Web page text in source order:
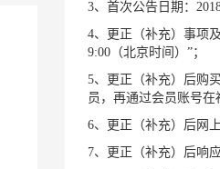
3、首次公告日期：
4、更正（补充）事项
9:00（北京时间）”；
5、更正（补充）后购
员，再通过会员账号
6、更正（补充）后网
7、更正（补充）后响